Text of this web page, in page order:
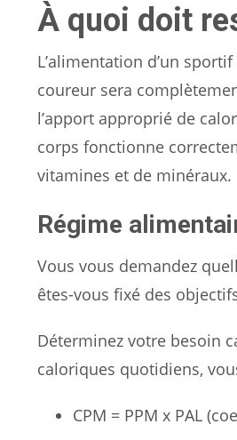
À quoi doit
L’alimentation d’un
coureur sera
l’apport approprié de
corps fonctionne
vitamines et de minéraux.
Régime
Vous vous demandez
êtes-vous fixé des
Déterminez votre besoin
caloriques quotidiens,
CPM = PPM x PAL